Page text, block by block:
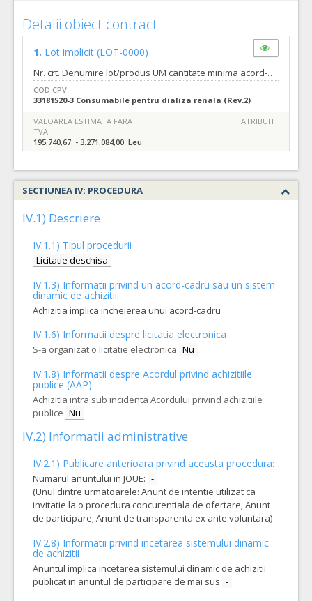
Detalii obiect contract
1. Lot implicit (LOT-0000)
Nr. crt. Denumire lot/produs UM cantitate minima acord-cadru estimata pe 48 luni cantitate maxima acord-cadru estimata pe 48 luni 1 Set terapii continue de supleere renala pentru hemofiltrare/hemodiafiltrare Buc 30 480 2 Set terapii continue de supleere renala pentru procedurile de purificare a sangelui in starile septice Buc 15 250 3 Set plasmafereza Buc 10 240 4 Kit support hepatic Buc 2 50 5 Cartus absorbant pentru hemoperfuzie Buc 1 40 6 Filtru destinat epurarii eficiente si directe a lanturilor proteice usoare libere Buc 1 50 7 Solutie predilutie pentru anticoagulare cu CITRAT Pungi 300 2000 8 Solutie dializant pentru terapie cu CITRAT Pungi 200 1500 9 Punga filtrat Buc 120 1500 10 Linie de Calciu pentru infuzarea directa a calciului la pacient Buc 40 200 11 Kit cateter dializa dublu-lumen Buc 1 200 12 Plasture pentru hemostaza locala dupa extragerea cateterelor Buc 1 600
COD CPV:
33181520-3 Consumabile pentru dializa renala (Rev.2)
VALOAREA ESTIMATA FARA
TVA:
195.740,67 - 3.271.084,00 Leu
ATRIBUIT
SECTIUNEA IV: PROCEDURA
IV.1) Descriere
IV.1.1) Tipul procedurii
Licitatie deschisa
IV.1.3) Informatii privind un acord-cadru sau un sistem
dinamic de achizitii:
Achizitia implica incheierea unui acord-cadru
IV.1.6) Informatii despre licitatia electronica
S-a organizat o licitatie electronica Nu
IV.1.8) Informatii despre Acordul privind achizitiile
publice (AAP)
Achizitia intra sub incidenta Acordului privind achizitiile
publice Nu
IV.2) Informatii administrative
IV.2.1) Publicare anterioara privind aceasta procedura:
Numarul anuntului in JOUE: -
(Unul dintre urmatoarele: Anunt de intentie utilizat ca
invitatie la o procedura concurentiala de ofertare; Anunt
de participare; Anunt de transparenta ex ante voluntara)
IV.2.8) Informatii privind incetarea sistemului dinamic
de achizitii
Anuntul implica incetarea sistemului dinamic de achizitii
publicat in anuntul de participare de mai sus -